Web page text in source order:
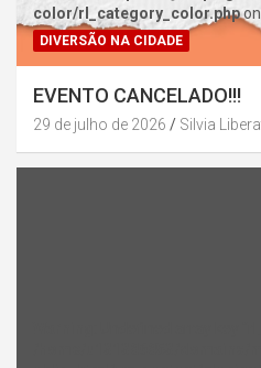
color/rl_category_color.phpon
DIVERSÃO NA CIDADE
EVENTO CANCELADO!!!
29 de julho de 2026 Silvia